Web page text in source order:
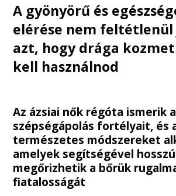
A gyönyörű és
elérése nem
azt, hogy drága
kell használnod
Az ázsiai nők régóta ismerik a
szépségápolás fortélyait, és
természetes módszereket
amelyek segítségével
megőrizhetik a bőrük
fiatalosságát